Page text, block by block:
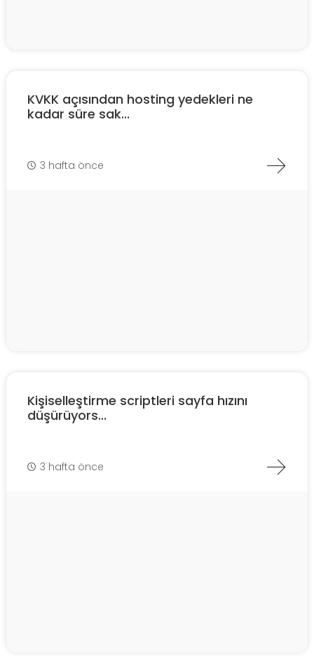
KVKK açısından hosting yedekleri ne
kadar süre sak...
3 hafta önce
Kişiselleştirme scriptleri sayfa hızını
düşürüyors...
3 hafta önce